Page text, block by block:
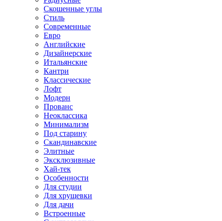
Скошенные углы
Стиль
Современные
Евро
Английские
Дизайнерские
Итальянские
Кантри
Классические
Лофт
Модерн
Прованс
Неоклассика
Минимализм
Под старину
Скандинавские
Элитные
Эксклюзивные
Хай-тек
Особенности
Для студии
Для хрущевки
Для дачи
Встроенные